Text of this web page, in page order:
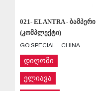
021- ELANTRA - ბამპერი
(კომპლექტი)
GO SPECIAL - CHINA
დიღომი
ელიავა